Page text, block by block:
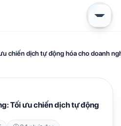
chiến dịch tự động hóa cho doanh
Tối ưu chiến dịch tự động